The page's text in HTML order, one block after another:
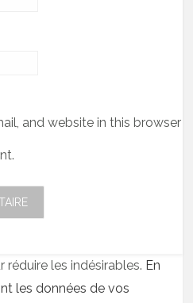
and website in this browser
réduire les indésirables. En
les données de vos